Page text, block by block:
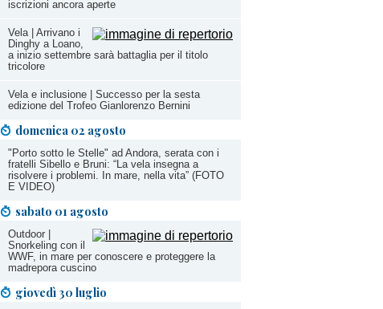
iscrizioni ancora aperte
Vela | Arrivano i
Dinghy a Loano,
a inizio settembre sarà battaglia per il titolo
tricolore
Vela e inclusione | Successo per la sesta
edizione del Trofeo Gianlorenzo Bernini
domenica 02 agosto
"Porto sotto le Stelle" ad Andora, serata con i
fratelli Sibello e Bruni: “La vela insegna a
risolvere i problemi. In mare, nella vita” (FOTO
E VIDEO)
sabato 01 agosto
Outdoor |
Snorkeling con il
WWF, in mare per conoscere e proteggere la
madrepora cuscino
giovedì 30 luglio